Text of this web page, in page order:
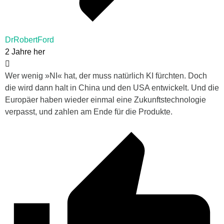
DrRobertFord
2 Jahre her
Wer wenig »NI« hat, der muss natürlich KI fürchten. Doch
die wird dann halt in China und den USA entwickelt. Und die
Europäer haben wieder einmal eine Zukunftstechnologie
verpasst, und zahlen am Ende für die Produkte.